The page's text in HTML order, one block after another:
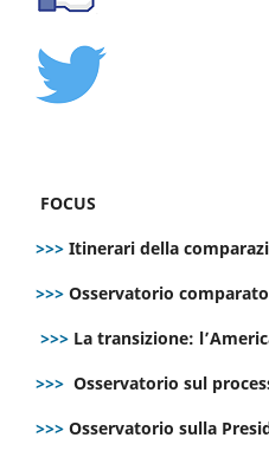
FOCUS
>>> Itinerari della
>>> Osservatorio
>>> La transizione:
>>> Osservatorio sul
>>> Osservatorio sulla